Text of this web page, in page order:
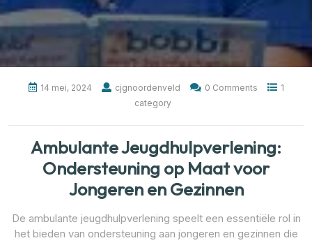
14 mei, 2024 cjgnoordenveld 0 Comments
1
category
Ambulante Jeugdhulpverlening:
Ondersteuning op Maat voor
Jongeren en Gezinnen
De ambulante jeugdhulpverlening speelt een essentiële rol in
het bieden van ondersteuning aan jongeren en gezinnen die